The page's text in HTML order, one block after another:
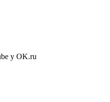
y OK.ru